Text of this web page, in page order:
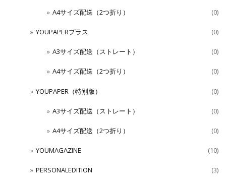
A4サイズ配送（2つ折り） (0)
YOUPAPERプラス (0)
A3サイズ配送（ストレート） (0)
A4サイズ配送（2つ折り） (0)
YOUPAPER（特別版） (0)
A3サイズ配送（ストレート） (0)
A4サイズ配送（2つ折り） (0)
YOUMAGAZINE (10)
PERSONALEDITION (3)